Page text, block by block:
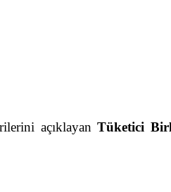
açıklayanTüketici